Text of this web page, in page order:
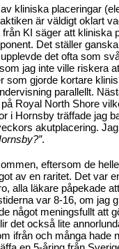
kliniska placeringar
är väldigt oklart
KI säger att kliniska
Det ställer
det ofta som
jag inte ville riskera
som gjorde kortare
parallellt.
Royal North Shore
i Hornsby träffade jag
akutplacering.
.
eftersom de
av en raritet. Det var
alla läkare påpekade
var 8-16, om jag
något meningsfullt att
det också lite
ifrån och många hade